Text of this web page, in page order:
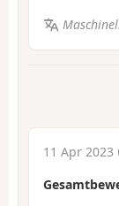
11 Apr 2023